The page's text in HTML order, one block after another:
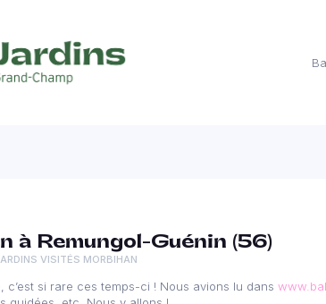
à Remungol-Guénin (56)
VISITÉS MORBIHAN
c’est si rare ces temps-ci ! Nous avions lu dans